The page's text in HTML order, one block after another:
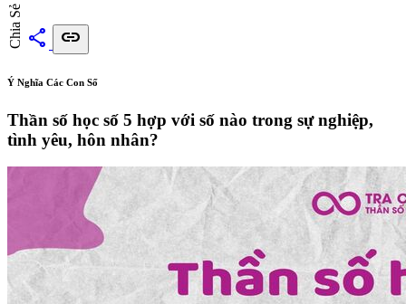
Chia Sẻ share link
Ý Nghĩa Các Con Số
Thần số học số 5 hợp với số nào trong sự nghiệp,
tình yêu, hôn nhân?